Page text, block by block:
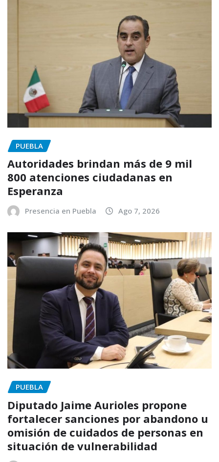
PUEBLA
Autoridades brindan más de 9 mil
800 atenciones ciudadanas en
Esperanza
Presencia en Puebla Ago 7, 2026
PUEBLA
Diputado Jaime Aurioles propone
fortalecer sanciones por abandono u
omisión de cuidados de personas en
situación de vulnerabilidad